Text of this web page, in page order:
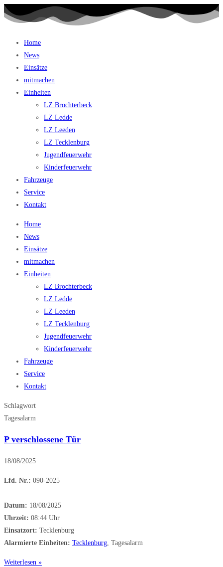
Home
News
Einsätze
mitmachen
Einheiten
LZ Brochterbeck
LZ Ledde
LZ Leeden
LZ Tecklenburg
Jugendfeuerwehr
Kinderfeuerwehr
Fahrzeuge
Service
Kontakt
Home
News
Einsätze
mitmachen
Einheiten
LZ Brochterbeck
LZ Ledde
LZ Leeden
LZ Tecklenburg
Jugendfeuerwehr
Kinderfeuerwehr
Fahrzeuge
Service
Kontakt
Schlagwort
Tagesalarm
P verschlossene Tür
18/08/2025
Lfd. Nr.: 090-2025
Datum: 18/08/2025
Uhrzeit: 08:44 Uhr
Einsatzort: Tecklenburg
Alarmierte Einheiten: Tecklenburg, Tagesalarm
Weiterlesen »